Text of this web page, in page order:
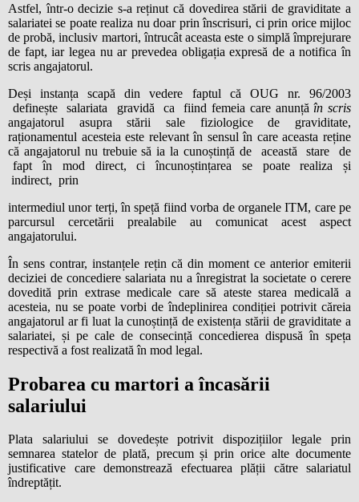
Astfel, într-o decizie s-a reținut că dovedirea stării de graviditate a
salariatei se poate realiza nu doar prin înscrisuri, ci prin orice mijloc
de probă, inclusiv martori, întrucât aceasta este o simplă împrejurare
de fapt, iar legea nu ar prevedea obligația expresă de a notifica în
scris angajatorul.
Deși instanța scapă din vedere faptul că OUG nr. 96/2003
definește salariata gravidă ca fiind femeia care anunțăîn scris
angajatorul asupra stării sale fiziologice de graviditate,
raționamentul acesteia este relevant în sensul în care aceasta reține
că angajatorul nu trebuie să ia la cunoștință de această stare de
fapt în mod direct, ci încunoștințarea se poate realiza și
indirect, prin
intermediul unor terți, în speță fiind vorba de organele ITM, care pe
parcursul cercetării prealabile au comunicat acest aspect
angajatorului.
În sens contrar, instanțele rețin că din moment ce anterior emiterii
deciziei de concediere salariata nu a înregistrat la societate o cerere
dovedită prin extrase medicale care să ateste starea medicală a
acesteia, nu se poate vorbi de îndeplinirea condiției potrivit căreia
angajatorul ar fi luat la cunoștință de existența stării de graviditate a
salariatei, și pe cale de consecință concedierea dispusă în speța
respectivă a fost realizată în mod legal.
Probarea cu martori a încasării
salariului
Plata salariului se dovedește potrivit dispozițiilor legale prin
semnarea statelor de plată, precum și prin orice alte documente
justificative care demonstrează efectuarea plății către salariatul
îndreptățit.